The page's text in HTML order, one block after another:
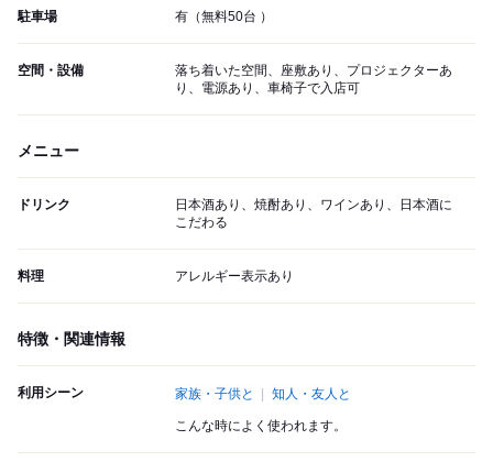
駐車場 有（無料50台 ）
空間・設備
落ち着いた空間、座敷あり、プロジェクターあ
り、電源あり、車椅子で入店可
メニュー
ドリンク
日本酒あり、焼酎あり、ワインあり、日本酒に
こだわる
料理 アレルギー表示あり
特徴・関連情報
利用シーン 家族・子供と 知人・友人と
こんな時によく使われます。